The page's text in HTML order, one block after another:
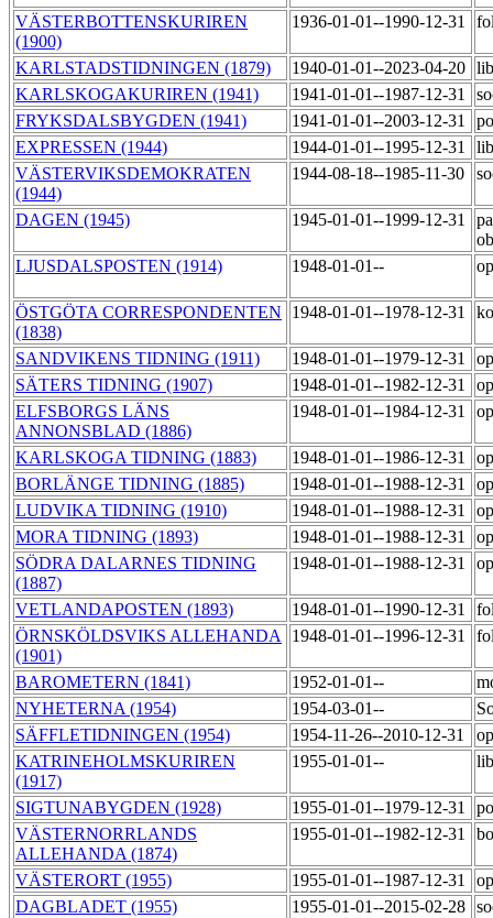
VÄSTERBOTTENSKURIREN
(1900)
1936-01-01--1990-12-31
KARLSTADSTIDNINGEN (1879) 1940-01-01--2023-04-20
KARLSKOGAKURIREN (1941)
1941-01-01--1987-12-31
FRYKSDALSBYGDEN (1941)
1941-01-01--2003-12-31
EXPRESSEN (1944)
1944-01-01--1995-12-31
VÄSTERVIKSDEMOKRATEN
(1944)
1944-08-18--1985-11-30
DAGEN (1945) 1945-01-01--1999-12-31
LJUSDALSPOSTEN (1914)
1948-01-01--
ÖSTGÖTA CORRESPONDENTEN
(1838)
1948-01-01--1978-12-31
SANDVIKENS TIDNING (1911) 1948-01-01--1979-12-31
SÄTERS TIDNING (1907)
1948-01-01--1982-12-31
ELFSBORGS LÄNS
ANNONSBLAD (1886)
1948-01-01--1984-12-31
KARLSKOGA TIDNING (1883) 1948-01-01--1986-12-31
BORLÄNGE TIDNING (1885)
1948-01-01--1988-12-31
LUDVIKA TIDNING (1910)
1948-01-01--1988-12-31
MORA TIDNING (1893)
1948-01-01--1988-12-31
SÖDRA DALARNES TIDNING
(1887)
1948-01-01--1988-12-31
VETLANDAPOSTEN (1893) 1948-01-01--1990-12-31
ÖRNSKÖLDSVIKS ALLEHANDA
(1901)
1948-01-01--1996-12-31
BAROMETERN (1841) 1952-01-01--
NYHETERNA (1954)
1954-03-01--
SÄFFLETIDNINGEN (1954)
1954-11-26--2010-12-31
KATRINEHOLMSKURIREN
(1917)
1955-01-01--
SIGTUNABYGDEN (1928) 1955-01-01--1979-12-31
VÄSTERNORRLANDS
ALLEHANDA (1874)
1955-01-01--1982-12-31
VÄSTERORT (1955) 1955-01-01--1987-12-31
DAGBLADET (1955)
1955-01-01--2015-02-28